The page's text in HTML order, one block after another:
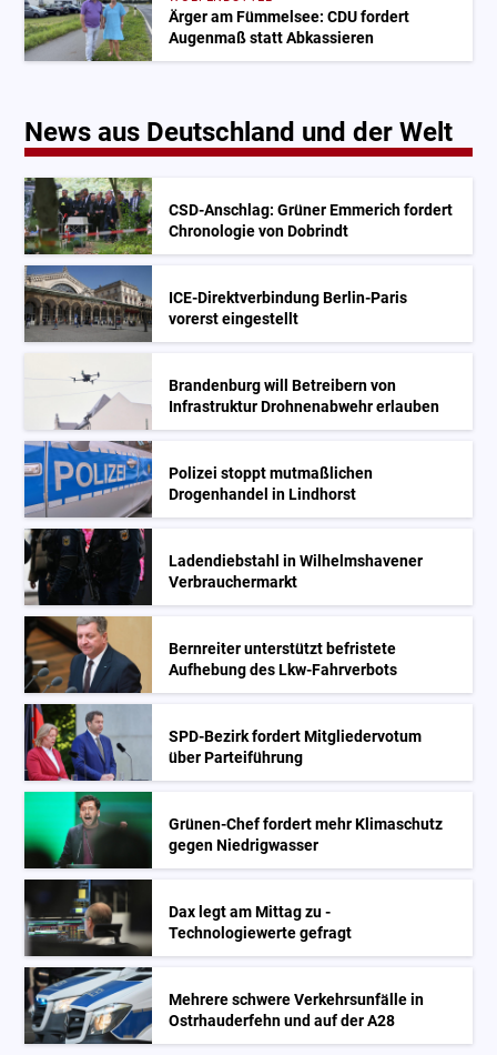
Ärger am Fümmelsee: CDU fordert
Augenmaß statt Abkassieren
News aus Deutschland und der Welt
CSD-Anschlag: Grüner Emmerich fordert
Chronologie von Dobrindt
ICE-Direktverbindung Berlin-Paris
vorerst eingestellt
Brandenburg will Betreibern von
Infrastruktur Drohnenabwehr erlauben
Polizei stoppt mutmaßlichen
Drogenhandel in Lindhorst
Ladendiebstahl in Wilhelmshavener
Verbrauchermarkt
Bernreiter unterstützt befristete
Aufhebung des Lkw-Fahrverbots
SPD-Bezirk fordert Mitgliedervotum
über Parteiführung
Grünen-Chef fordert mehr Klimaschutz
gegen Niedrigwasser
Dax legt am Mittag zu -
Technologiewerte gefragt
Mehrere schwere Verkehrsunfälle in
Ostrhauderfehn und auf der A28